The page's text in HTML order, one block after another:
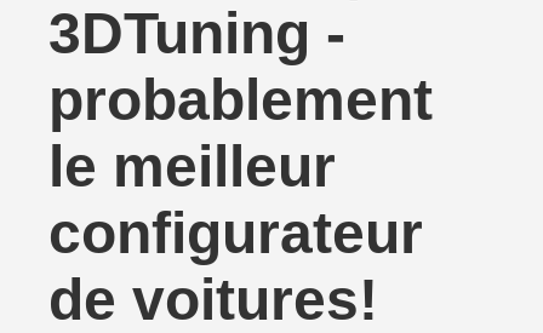
3DTuning -
probablement
le meilleur
configurateur
de voitures!